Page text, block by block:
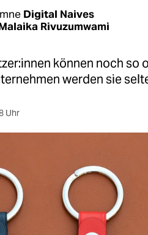
Digital Naives
Rivuzumwami
können noch so
werden sie
Uhr